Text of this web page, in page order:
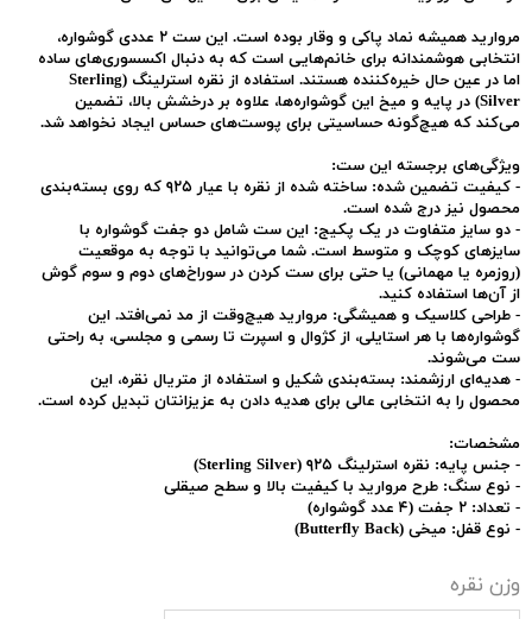
مروارید همیشه نماد پاکی و وقار بوده است. این ست ۲ عددی گوشواره،
انتخابی هوشمندانه برای خانم‌هایی است که به دنبال اکسسوری‌های ساده
اما در عین حال خیره‌کننده هستند. استفاده از
نقره استرلینگ (Sterling
Silver) در پایه و میخ این گوشواره‌ها، علاوه بر درخشش بالا، تضمین
می‌کند که هیچ‌گونه حساسیتی برای پوست‌های حساس ایجاد نخواهد شد.
ویژگی‌های برجسته این ست:
-کیفیت تضمین شده:
ساخته شده از نقره با عیار ۹۲۵ که روی بسته‌بندی
محصول نیز درج شده است.
-دو سایز متفاوت در یک پکیج: این ست شامل دو جفت گوشواره با
سایزهای کوچک و متوسط است. شما می‌توانید با توجه به موقعیت
(روزمره یا مهمانی) یا حتی برای ست کردن در سوراخ‌های دوم و سوم گوش
از آن‌ها استفاده کنید.
-طراحی کلاسیک و همیشگی: مروارید هیچ‌وقت از مد نمی‌افتد. این
گوشواره‌ها با هر استایلی، از کژوال و اسپرت تا رسمی و مجلسی، به راحتی
ست می‌شوند.
-هدیه‌ای ارزشمند: بسته‌بندی شکیل و استفاده از متریال نقره، این
محصول را به انتخابی عالی برای هدیه دادن به عزیزانتان تبدیل کرده است.
مشخصات:
- جنس پایه: نقره استرلینگ ۹۲۵ (Sterling Silver)
- نوع سنگ: طرح مروارید با کیفیت بالا و سطح صیقلی
- تعداد: ۲ جفت (۴ عدد گوشواره)
- نوع قفل: میخی (Butterfly Back)
وزن نقره